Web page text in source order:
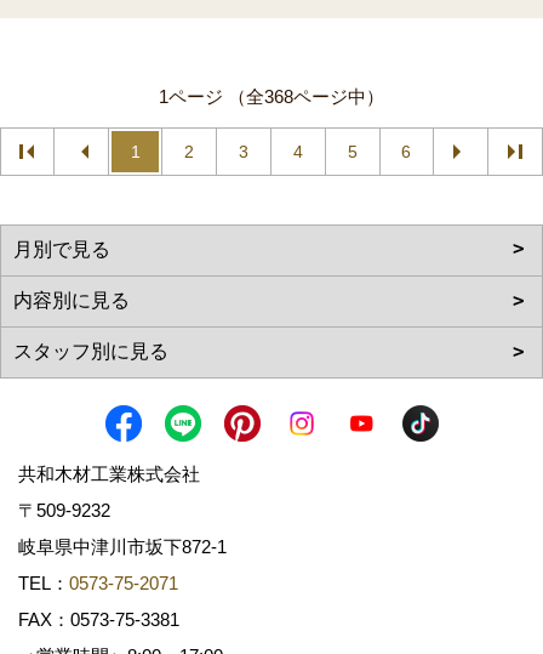
1ページ （全368ページ中）
1 2 3 4 5 6
共和木材工業株式会社
〒509-9232
岐阜県中津川市坂下872‐1
TEL： 0573-75-2071
FAX：0573-75-3381